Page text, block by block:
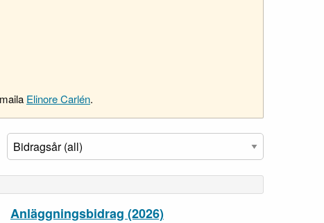
Elinore Carlén.
Anläggningsbidrag (2026)